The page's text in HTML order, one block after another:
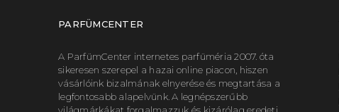
PARFÜMCENTER
A ParfümCenter internetes parfüméria 2007. óta
sikeresen szerepel a hazai online piacon, hiszen
vásárlóink bizalmának elnyerése és megtartása a
legfontosabb alapelvünk. A legnépszerűbb